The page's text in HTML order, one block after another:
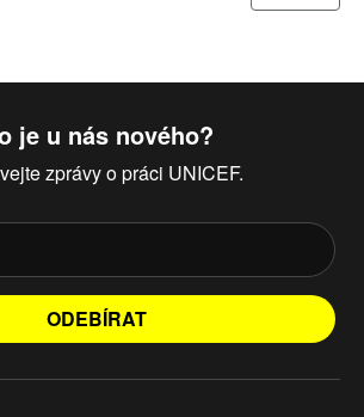
je u nás nového?
zprávy o práci UNICEF.
ODEBÍRAT